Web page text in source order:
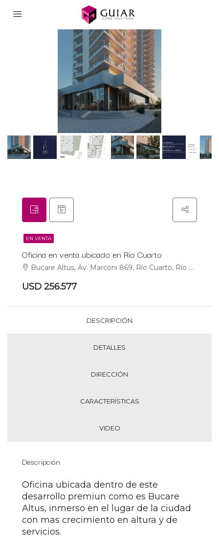
EN VENTA
Oficina en venta ubicado en Río Cuarto
Bucare Altus, Av. Marconi 869, Río Cuarto, Río Cuarto
USD 256.577
DESCRIPCIÓN
DETALLES
DIRECCIÓN
CARACTERÍSTICAS
VIDEO
Descripción
Oficina ubicada dentro de este
desarrollo premiun como es Bucare
Altus, inmerso en el lugar de la ciudad
con mas crecimiento en altura y de
servicios.